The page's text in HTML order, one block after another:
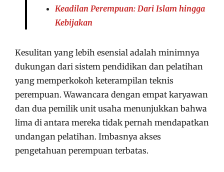
Keadilan Perempuan: Dari Islam hingga
Kebijakan
Kesulitan yang lebih esensial adalah minimnya
dukungan dari sistem pendidikan dan pelatihan
yang memperkokoh keterampilan teknis
perempuan. Wawancara dengan empat karyawan
dan dua pemilik unit usaha menunjukkan bahwa
lima di antara mereka tidak pernah mendapatkan
undangan pelatihan. Imbasnya akses
pengetahuan perempuan terbatas.